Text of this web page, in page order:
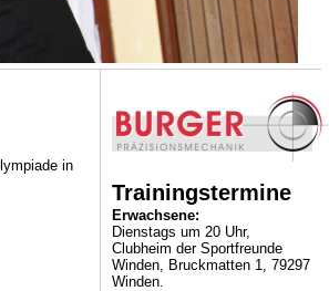
in
Trainingstermine
Erwachsene:
Dienstags um 20 Uhr,
Clubheim der Sportfreunde
Winden, Bruckmatten 1, 79297
Winden.